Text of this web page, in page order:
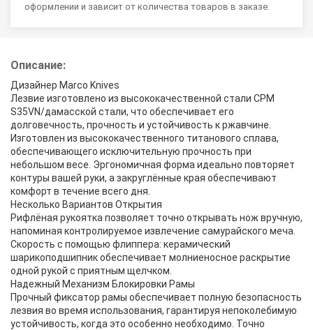
оформлении и зависит от количества товаров в заказе.
Описание:
Дизайнер Marco Knives
Лезвие изготовлено из высококачественной стали CPM
S35VN/дамасской стали, что обеспечивает его
долговечность, прочность и устойчивость к ржавчине.
Изготовлен из высококачественного титанового сплава,
обеспечивающего исключительную прочность при
небольшом весе. Эргономичная форма идеально повторяет
контуры вашей руки, а закруглённые края обеспечивают
комфорт в течение всего дня.
Несколько Вариантов Открытия
Рифлёная рукоятка позволяет точно открывать нож вручную,
напоминая контролируемое извлечение самурайского меча.
Скорость с помощью флиппера: керамический
шарикоподшипник обеспечивает молниеносное раскрытие
одной рукой с приятным щелчком.
Надежный Механизм Блокировки Рамы
Прочный фиксатор рамы обеспечивает полную безопасность
лезвия во время использования, гарантируя непоколебимую
устойчивость, когда это особенно необходимо. Точно